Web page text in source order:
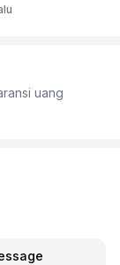
uang